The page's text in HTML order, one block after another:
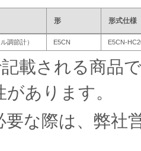
形 形式仕様
調節計） E5CN E5CN-
記載される商品
あります。
要な際は、弊社